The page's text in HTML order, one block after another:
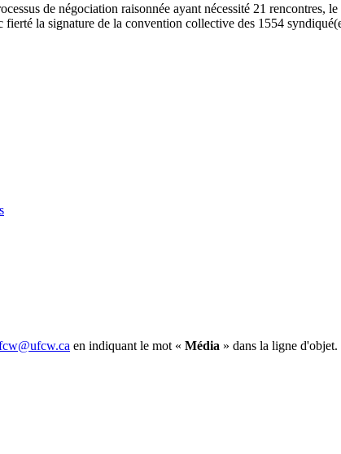
de négociation raisonnée ayant nécessité 21 rencontres,
la signature de la convention collective des 1554
en indiquant le mot « Média » dans la ligne d'objet.